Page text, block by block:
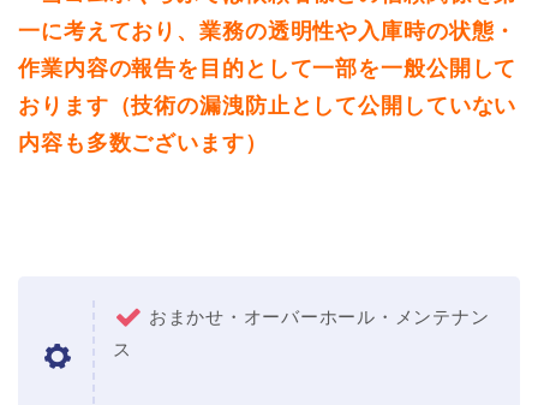
一に考えており、業務の透明性や入庫時の状態・
作業内容の報告を目的として一部を一般公開して
おります（技術の漏洩防止として公開していない
内容も多数ございます）
おまかせ・オーバーホール・メンテナン
ス